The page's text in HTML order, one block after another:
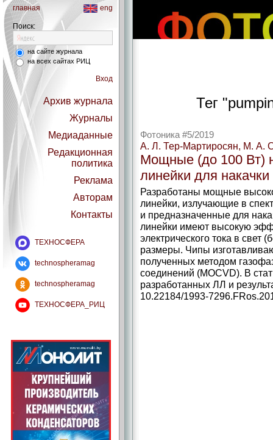
главная eng
Поиск:
на сайте журнала
на всех сайтах РИЦ
Вход
Архив журнала
Журналы
Медиаданные
Редакционная
политика
Реклама
Авторам
Контакты
ТЕХНОСФЕРА
technospheramag
technospheramag
ТЕХНОСФЕРА_РИЦ
Тег
Фотоника #5/2019
А. Л. Тер-Мартиросян, М. А.
Мощные (до 100 Вт)
линейки для
Разработаны мощные
линейки, излучающие в
и предназначенные для
линейки имеют высокую
электрического тока в свет
размеры. Чипы
полученных методом
соединений (MOCVD). В
разработанных ЛЛ и
10.22184/1993-